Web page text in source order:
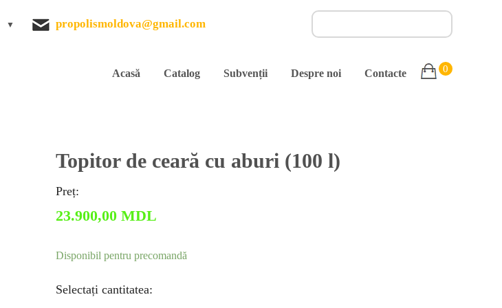
propolismoldova@gmail.com
Acasă Catalog Subvenții Despre noi Contacte 0
Topitor de ceară cu aburi (100 l)
Preț:
23.900,00 MDL
Disponibil pentru precomandă
Selectați cantitatea: